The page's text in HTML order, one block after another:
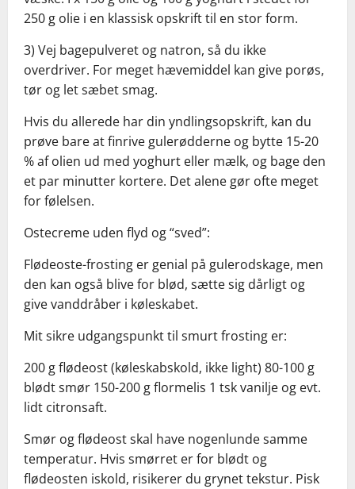
250 g olie i en klassisk opskrift til en stor form.
3) Vej bagepulveret og natron, så du ikke
overdriver. For meget hævemiddel kan give porøs,
tør og let sæbet smag.
Hvis du allerede har din yndlingsopskrift, kan du
prøve bare at finrive gulerødderne og bytte 15-20
% af olien ud med yoghurt eller mælk, og bage den
et par minutter kortere. Det alene gør ofte meget
for følelsen.
Ostecreme uden flyd og “sved”:
Flødeoste-frosting er genial på gulerodskage, men
den kan også blive for blød, sætte sig dårligt og
give vanddråber i køleskabet.
Mit sikre udgangspunkt til smurt frosting er:
200 g flødeost (køleskabskold, ikke light) 80-100 g
blødt smør 150-200 g flormelis 1 tsk vanilje og evt.
lidt citronsaft.
Smør og flødeost skal have nogenlunde samme
temperatur. Hvis smørret er for blødt og
flødeosten iskold, risikerer du grynet tekstur. Pisk